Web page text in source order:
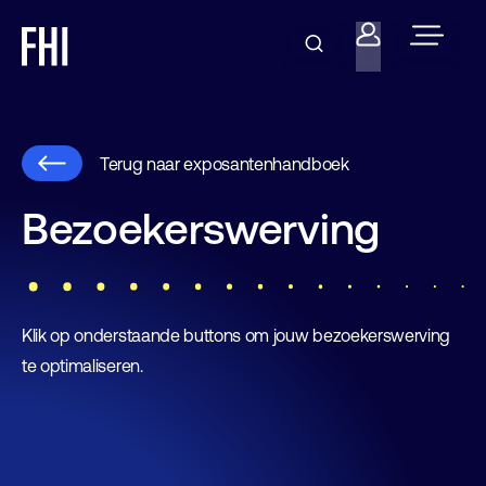
Terug naar exposantenhandboek
Bezoekerswerving
Klik op onderstaande buttons om jouw bezoekerswerving
te optimaliseren.